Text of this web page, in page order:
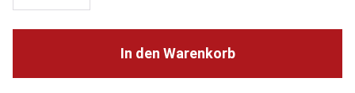
In den Warenkorb